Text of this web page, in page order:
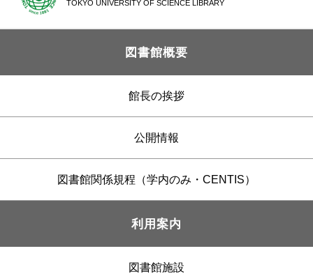
TOKYO UNIVERSITY OF SCIENCE LIBRARY
図書館概要
館長の挨拶
公開情報
図書館関係規程（学内のみ・CENTIS）
利用案内
図書館施設